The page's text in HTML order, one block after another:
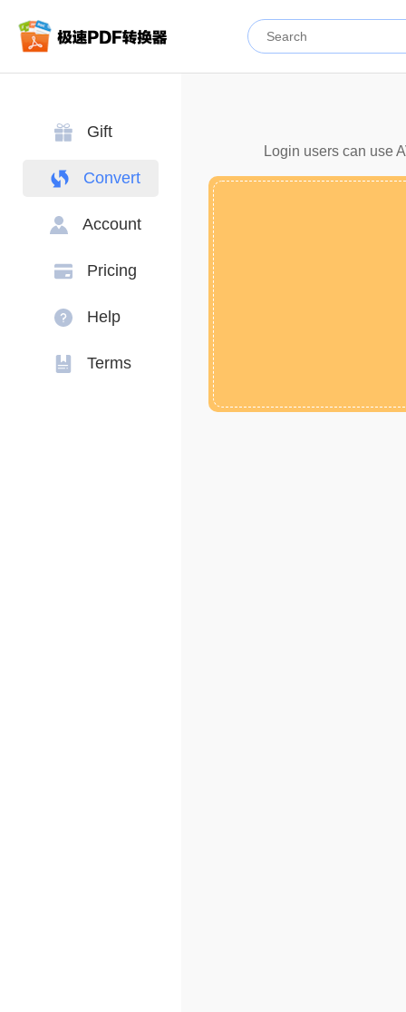
Gift
Convert
Account
Pricing
Help
Terms
Login users can use